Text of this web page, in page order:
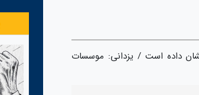
داده است / یزدانی: موسسات